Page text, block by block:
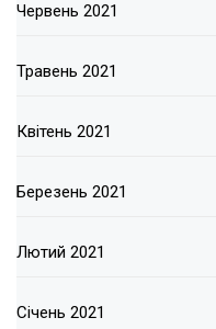
Червень 2021
Травень 2021
Квітень 2021
Березень 2021
Лютий 2021
Січень 2021